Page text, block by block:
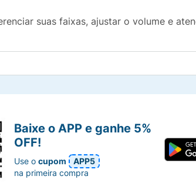
suas faixas, ajustar o volume e
Lightning com Fio EPL 152P, a
de elevar sua experiência sonora!
Baixe o APP e ganhe 5%
OFF!
Use ocupom
APP5
na primeira compra